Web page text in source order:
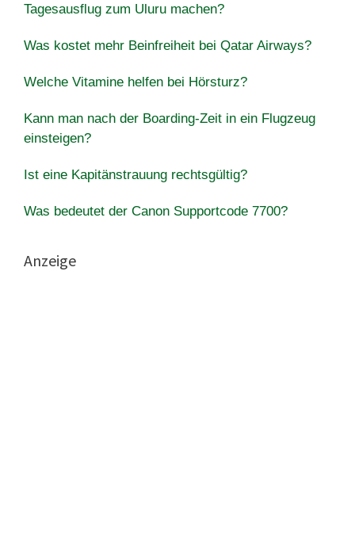
Tagesausflug zum Uluru machen?
Was kostet mehr Beinfreiheit bei Qatar Airways?
Welche Vitamine helfen bei Hörsturz?
Kann man nach der Boarding-Zeit in ein Flugzeug
einsteigen?
Ist eine Kapitänstrauung rechtsgültig?
Was bedeutet der Canon Supportcode 7700?
Anzeige